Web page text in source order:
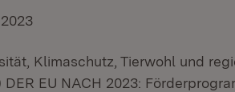
Klimaschutz, Tierwohl und
DER EU NACH 2023: